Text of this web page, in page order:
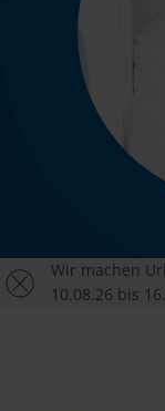
Wir machen
10.08.26 bis